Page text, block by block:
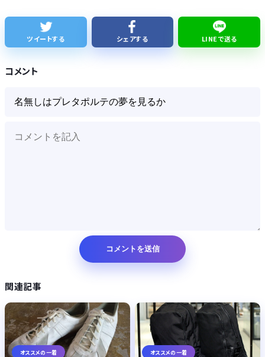
WindowsってCopilotってAI押してるの？必要ないんだけど
Powered by livedoor 相互RSS
ツイートする シェアする LINEで送る
コメント
関連記事
オススメの一着 オススメの一着